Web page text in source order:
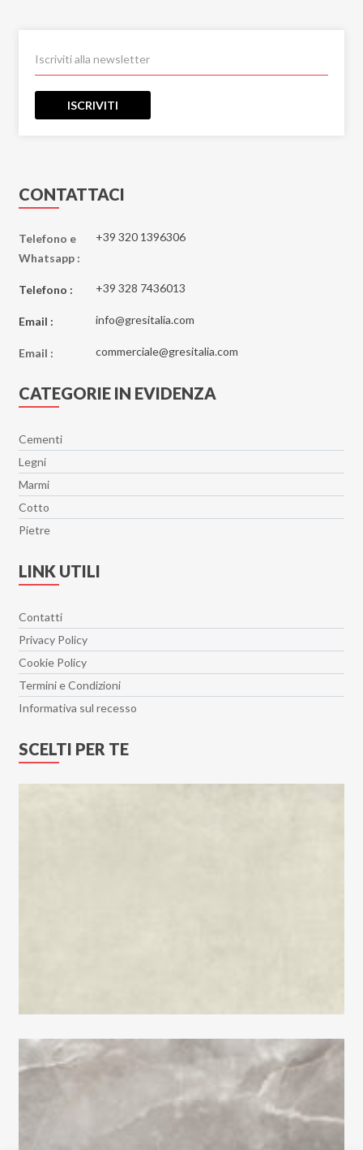
ISCRIVITI
CONTATTACI
Telefono e
Whatsapp :
+39 320 1396306
Telefono : +39 328 7436013
Email : info@gresitalia.com
Email : commerciale@gresitalia.com
CATEGORIE IN EVIDENZA
Cementi
Legni
Marmi
Cotto
Pietre
LINK UTILI
Contatti
Privacy Policy
Cookie Policy
Termini e Condizioni
Informativa sul recesso
SCELTI PER TE